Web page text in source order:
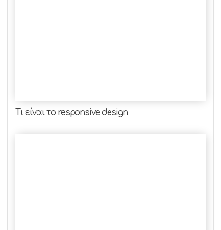
Τι είναι το responsive design